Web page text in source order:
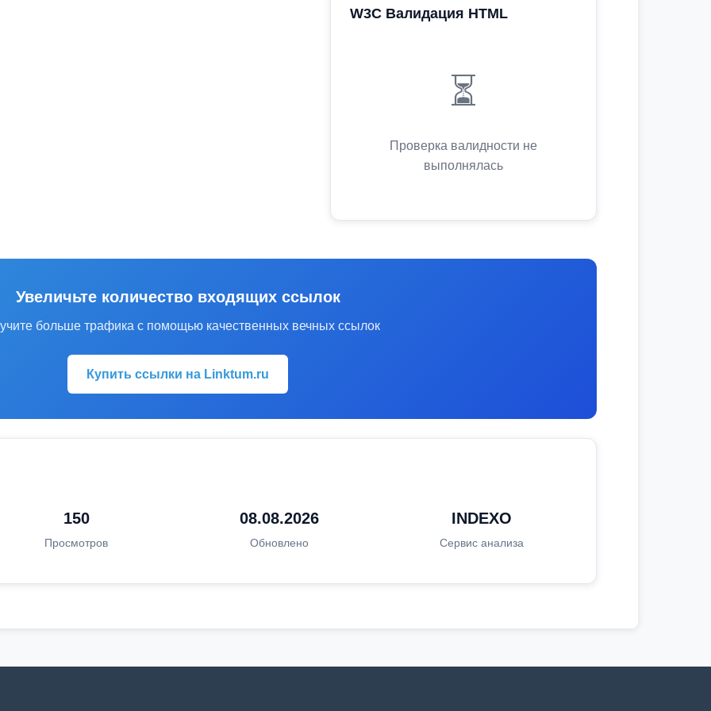
W3C Валидация HTML
⏳
Проверка валидности не
выполнялась
Увеличьте количество входящих ссылок
больше трафика с помощью качественных вечных ссылок
Купить ссылки на Linktum.ru
150
Просмотров
08.08.2026
Обновлено
INDEXO
Сервис анализа